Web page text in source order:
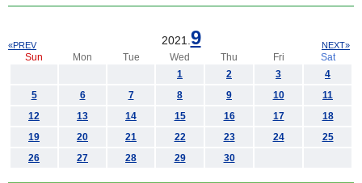
2021. 9
«PREV NEXT»
Sun Mon Tue Wed Thu Fri
Sat
1
2 3
4
5
6 7 8 9 10
11
12
13 14 15 16 17
18
19
20 21 22 23 24
25
26
27 28 29 30